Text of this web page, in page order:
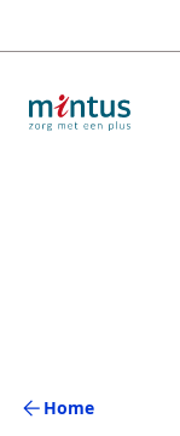
en
inhoud
Home